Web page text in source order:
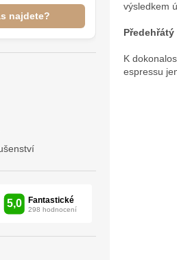
najdete?
výsledkem
Předehřátý
K
espressu